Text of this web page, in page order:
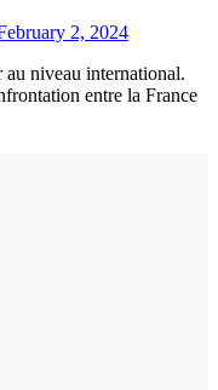
2, 2024
au niveau international.
entre la France